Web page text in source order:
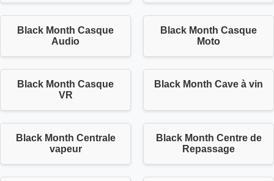
Black Month Casque
Audio
Black Month Casque
Moto
Black Month Casque
VR
Black Month Cave à vin
Black Month Centrale
vapeur
Black Month Centre de
Repassage